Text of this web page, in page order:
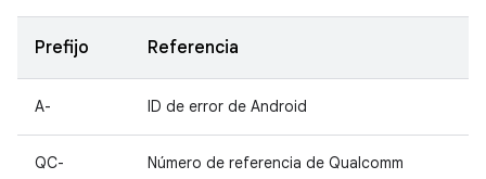
Prefijo Referencia
A- ID de error de Android
QC- Número de referencia de Qualcomm